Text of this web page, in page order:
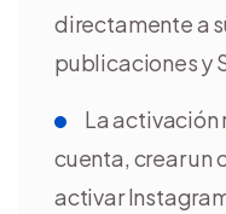
directamente a
publicaciones y
La activación
cuenta, crear un
activar